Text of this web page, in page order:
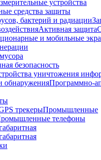
устройства
средства защиты
бактерий и радиации
Активная защита
и мобильные
безопасность
уничтожения
обнаруженияПрограммно-
трекерыПромышленные
телефоны